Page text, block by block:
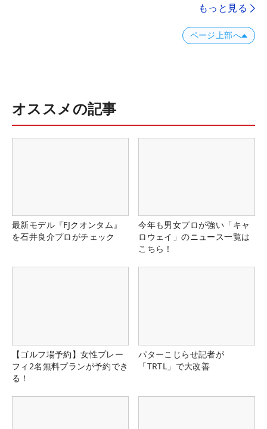
もっと見る
ページ上部へ
オススメの記事
最新モデル『FJクオンタム』
を石井良介プロがチェック
今年も男女プロが強い「キャ
ロウェイ」のニュース一覧は
こちら！
【ゴルフ場予約】女性プレー
フィ2名無料プランが予約でき
る！
パターこじらせ記者が
「TRTL」で大改善